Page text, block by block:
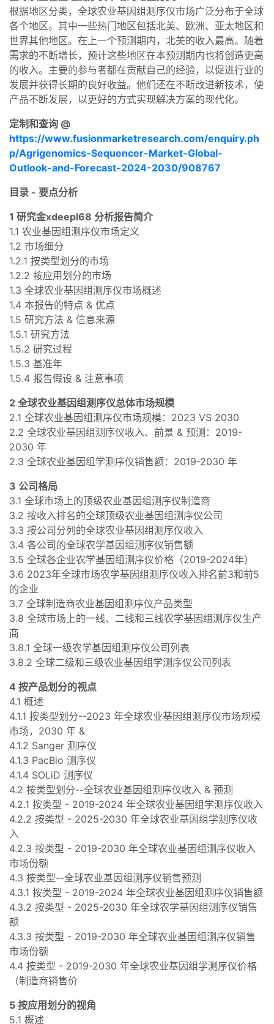
根据地区分类，全球农业基因组测序仪市场广泛分布于全球
各个地区。其中一些热门地区包括北美、欧洲、亚太地区和
世界其他地区。在上一个预测期内，北美的收入最高。随着
需求的不断增长，预计这些地区在本预测期内也将创造更高
的收入。主要的参与者都在贡献自己的经验，以促进行业的
发展并获得长期的良好收益。他们还在不断改进新技术，使
产品不断发展，以更好的方式实现解决方案的现代化。
定制和查询 @
https://www.fusionmarketresearch.com/enquiry.ph
p/Agrigenomics-Sequencer-Market-Global-
Outlook-and-Forecast-2024-2030/908767
目录 - 要点分析
1 研究金xdeepl68 分析报告简介
1.1 农业基因组测序仪市场定义
1.2 市场细分
1.2.1 按类型划分的市场
1.2.2 按应用划分的市场
1.3 全球农业基因组测序仪市场概述
1.4 本报告的特点 & 优点
1.5 研究方法 & 信息来源
1.5.1 研究方法
1.5.2 研究过程
1.5.3 基准年
1.5.4 报告假设 & 注意事项
2 全球农业基因组测序仪总体市场规模
2.1 全球农业基因组测序仪市场规模：2023 VS 2030
2.2 全球农业基因组测序仪收入、前景 & 预测：2019-
2030 年
2.3 全球农业基因组学测序仪销售额：2019-2030 年
3 公司格局
3.1 全球市场上的顶级农业基因组测序仪制造商
3.2 按收入排名的全球顶级农业基因组测序仪公司
3.3 按公司分列的全球农业基因组测序仪收入
3.4 各公司的全球农学基因组测序仪销售额
3.5 全球各企业农学基因组测序仪价格（2019-2024年）
3.6 2023年全球市场农学基因组测序仪收入排名前3和前5
的企业
3.7 全球制造商农业基因组测序仪产品类型
3.8 全球市场上的一线、二线和三线农学基因组测序仪生产
商
3.8.1 全球一级农学基因组测序仪公司列表
3.8.2 全球二级和三级农业基因组学测序仪公司列表
4 按产品划分的视点
4.1 概述
4.1.1 按类型划分--2023 年全球农业基因组测序仪市场规模
市场，2030 年 &
4.1.2 Sanger 测序仪
4.1.3 PacBio 测序仪
4.1.4 SOLiD 测序仪
4.2 按类型划分--全球农业基因组测序仪收入 & 预测
4.2.1 按类型 - 2019-2024 年全球农业基因组学测序仪收入
4.2.2 按类型 - 2025-2030 年全球农业基因组学测序仪收
入
4.2.3 按类型 - 2019-2030 年全球农业基因组测序仪收入
市场份额
4.3 按类型--全球农业基因组测序仪销售预测
4.3.1 按类型 - 2019-2024 年全球农业基因组测序仪销售额
4.3.2 按类型 - 2025-2030 年全球农学基因组测序仪销售
额
4.3.3 按类型 - 2019-2030 年全球农业基因组测序仪销售
市场份额
4.4 按类型 - 2019-2030 年全球农业基因组学测序仪价格
（制造商销售价
5 按应用划分的视角
5.1 概述